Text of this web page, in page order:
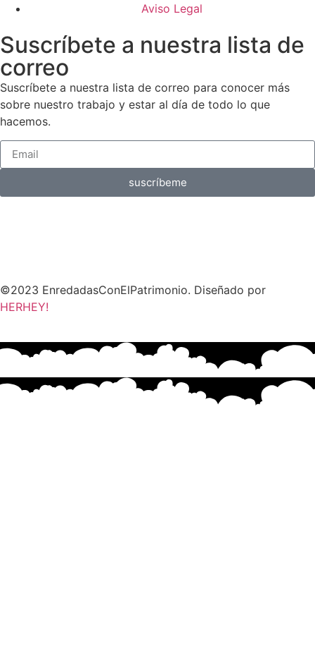
Aviso Legal
Suscríbete a nuestra lista de
correo
Suscríbete a nuestra lista de correo para conocer más
sobre nuestro trabajo y estar al día de todo lo que
hacemos.
suscríbeme
©2023 EnredadasConElPatrimonio. Diseñado por
HERHEY!